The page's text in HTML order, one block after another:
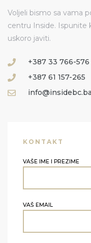
Voljeli bismo sa vama
centru Inside. Ispunite
uskoro javiti.
+387 33 766-576
+387 61 157-265
info@insidebc.ba
KONTAKT
VAŠE IME I PREZIME
VAŠ EMAIL